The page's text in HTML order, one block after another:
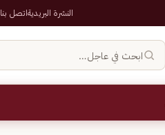
النشرة البريديةاتصل بنا
ابحث في عاجل…